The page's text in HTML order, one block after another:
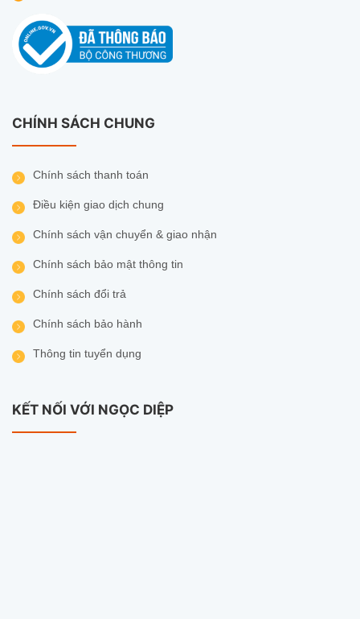
CHÍNH SÁCH CHUNG
Chính sách thanh toán
Điều kiện giao dịch chung
Chính sách vận chuyển & giao nhận
Chính sách bảo mật thông tin
Chính sách đổi trả
Chính sách bảo hành
Thông tin tuyển dụng
KẾT NỐI VỚI NGỌC DIỆP